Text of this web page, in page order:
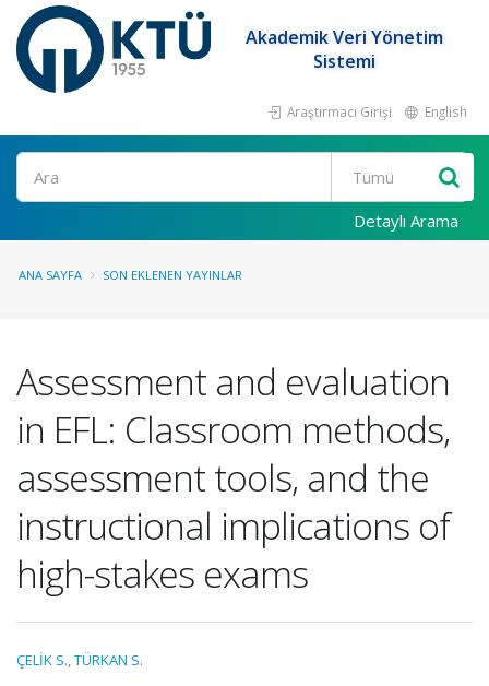
Akademik Veri Yönetim
Sistemi
Araştırmacı Girişi English
Ara
Detaylı Arama
ANA SAYFA SON EKLENEN YAYINLAR
Assessment and evaluation
in EFL: Classroom methods,
assessment tools, and the
instructional implications of
high-stakes exams
ÇELİK S.,TÜRKAN S.